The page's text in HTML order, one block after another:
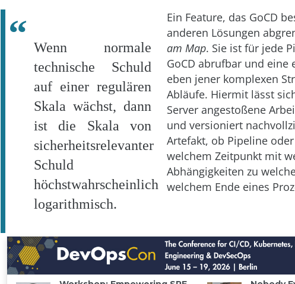
Wenn normale
technische Schuld
auf einer regulären
Skala wächst, dann
ist die Skala von
sicherheitsrelevanter
Schuld
höchstwahrscheinlich
logarithmisch.
Ein Feature, das GoCD
anderen Lösungen
am Map. Sie ist für jede
GoCD abrufbar und eine
eben jener komplexen
Abläufe. Hiermit lässt
Server angestoßene
und versioniert
Artefakt, ob Pipeline
welchem Zeitpunkt mit
Abhängigkeiten zu
welchem Ende eines